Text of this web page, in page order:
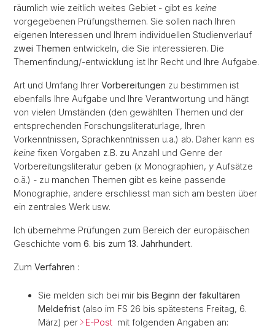
räumlich wie zeitlich weites Gebiet - gibt es keine
vorgegebenen Prüfungsthemen. Sie sollen nach Ihren
eigenen Interessen und Ihrem individuellen Studienverlauf
zwei Themen entwickeln, die Sie interessieren. Die
Themenfindung/-entwicklung ist Ihr Recht und Ihre Aufgabe.
Art und Umfang Ihrer Vorbereitungen zu bestimmen ist
ebenfalls Ihre Aufgabe und Ihre Verantwortung und hängt
von vielen Umständen (den gewählten Themen und der
entsprechenden Forschungsliteraturlage, Ihren
Vorkenntnissen, Sprachkenntnissen u.a.) ab. Daher kann es
keine fixen Vorgaben z.B. zu Anzahl und Genre der
Vorbereitungsliteratur geben (x Monographien, y Aufsätze
o.ä.) - zu manchen Themen gibt es keine passende
Monographie, andere erschliesst man sich am besten über
ein zentrales Werk usw.
Ich übernehme Prüfungen zum Bereich der europäischen
Geschichte vom 6. bis zum 13. Jahrhundert.
Zum Verfahren :
Sie melden sich bei mir bis Beginn der fakultären
Meldefrist (also im FS 26 bis spätestens Freitag, 6.
März) per
E-Post mit folgenden Angaben an: